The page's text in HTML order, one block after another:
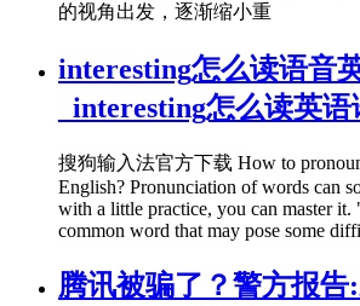
的视角出发，逐渐缩小重
interesting怎么读语音
_interesting怎么读英
搜狗输入法官方下载 How to
English? Pronunciation of words can
with a little practice, you can master it.
common word that may pose some
腾讯被骗了？警方报